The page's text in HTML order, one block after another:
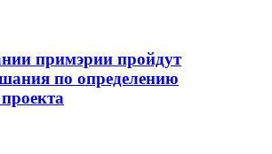
примэрии пройдут
по определению